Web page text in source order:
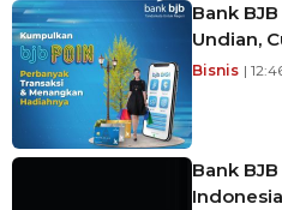
Bank
Undian,
Bisnis |
Bank